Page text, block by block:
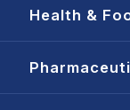
Health &